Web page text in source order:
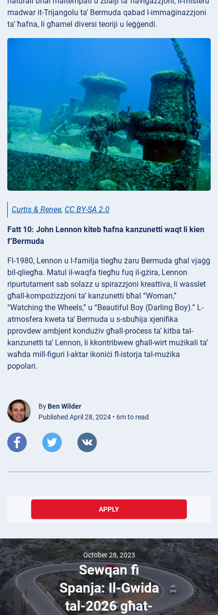
madwar it-Trijangolu ta’ Bermuda qabad l-immaġinazzjoni
ta’ ħafna, li għamel diversi teoriji u leġġendi.
Curtis & Renee, CC BY-SA 2.0
Fatt 10: John Lennon kiteb ħafna kanzunetti waqt li kien
f’Bermuda
Fl-1980, Lennon u l-familja tiegħu żaru Bermuda għal vjaġġ
bil-qliegħa. Matul il-waqfa tiegħu fuq il-gżira, Lennon
ripurtutament sab solazz u spirazzjoni kreattiva, li wasslet
għall-kompożizzjoni ta’ kanzunetti bħal “Woman,”
“Watching the Wheels,” u “Beautiful Boy (Darling Boy).” L-
atmosfera kweta ta’ Bermuda u s-sbuħija xjenifika
pprovdew ambjent kondużiv għall-proċess ta’ kitba tal-
kanzunetti ta’ Lennon, li kkontribwew għall-wirt mużikali ta’
waħda mill-figuri l-aktar ikoniċi fl-istorja tal-mużika
popolari.
By Ben Wilder
Published April 28, 2024 • 6m to read
APPLY
October 28, 2023
Sewqan fi
Spanja: Il-Gwida
tal-2026 għat-